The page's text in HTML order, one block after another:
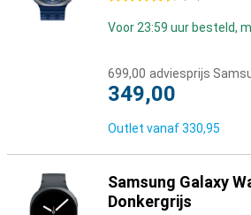
Voor 23:59 uur besteld,
699,00 adviesprijs
349,00
Outlet vanaf330,95
Samsung Galaxy
Donkergrijs